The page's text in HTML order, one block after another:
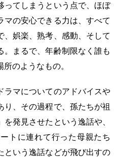
ってしまうという点で、ほぼ
マの安心できる力は、すべて
、娯楽、熟考、感動、そして
。まるで、年齢制限なく誰も
のようなもの。
ラマについてのアドバイスや
、その過程で、孫たちが祖
発見させたという逸話や、
トに連れて行った母親たち
という逸話などが飛び出すの